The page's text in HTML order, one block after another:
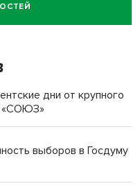
за смерть
селе лошади
женой вошли в топ-16
дни от крупного
«СОЮЗ»
выборов в Госдуму